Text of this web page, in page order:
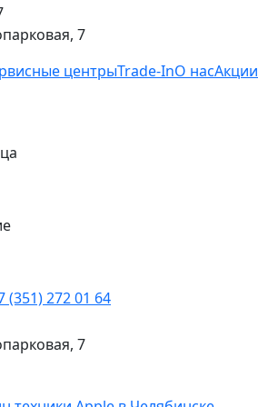
7
центрыTrade-InО насАкции
(351) 272 01 64
7